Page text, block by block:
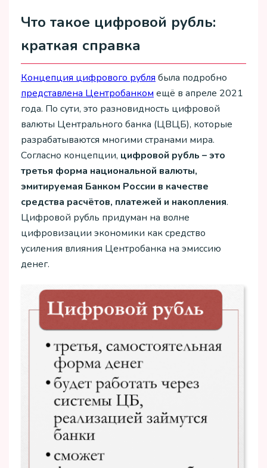
Что такое цифровой рубль:
краткая справка
Концепция цифрового рубля была подробно
представлена Центробанком ещё в апреле 2021
года. По сути, это разновидность цифровой
валюты Центрального банка (ЦВЦБ), которые
разрабатываются многими странами мира.
Согласно концепции, цифровой рубль – это
третья форма национальной валюты,
эмитируемая Банком России в качестве
средства расчётов, платежей и накопления.
Цифровой рубль придуман на волне
цифровизации экономики как средство
усиления влияния Центробанка на эмиссию
денег.